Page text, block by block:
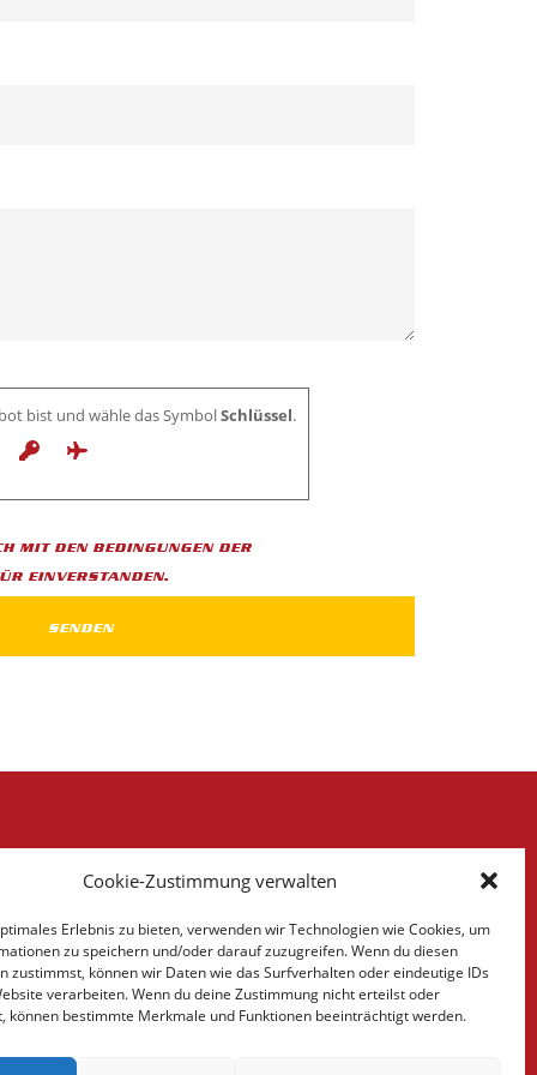
Cookie-Zustimmung verwalten
Erlebnis zu bieten, verwenden wir Technologien wie Cookies, um
zu speichern und/oder darauf zuzugreifen. Wenn du diesen
zustimmst, können wir Daten wie das Surfverhalten oder eindeutige IDs
verarbeiten. Wenn du deine Zustimmung nicht erteilst oder
können bestimmte Merkmale und Funktionen beeinträchtigt werden.
bist und wähle das SymbolSchlüssel.
MIT DEN BEDINGUNGEN DER
EINVERSTANDEN.
ÖFFNUNGSZEITEN
Fr.: 8:00 bis 14:30 Uhr